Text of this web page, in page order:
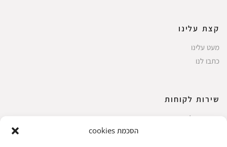
הסכמת cookies
קצת עלינו
מעט עלינו
כתבו לנו
שירות לקוחות
החשבון שלי